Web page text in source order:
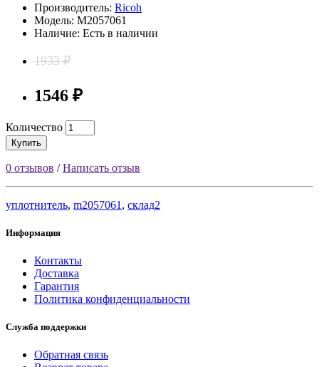
Производитель: Ricoh
Модель: M2057061
Наличие: Есть в наличии
1933 ₽
1546 ₽
Количество
Купить
0 отзывов /Написать отзыв
уплотнитель, m2057061 , склад2
Информация
Контакты
Доставка
Гарантия
Политика конфиденциальности
Служба поддержки
Обратная связь